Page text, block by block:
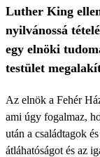
Luther King
nyilvánossá
egy elnöki
testület
Az elnök a Fehér
ami úgy fogalmaz,
után a családtagok
átláhatóságot és az